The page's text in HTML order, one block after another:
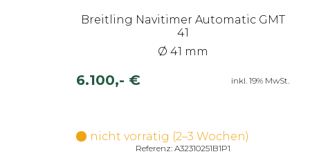
Breitling Navitimer Automatic GMT
41
Ø 41 mm
6.100,- € inkl. 19% MwSt.
nicht vorrätig (2–3 Wochen)
Referenz: A32310251B1P1